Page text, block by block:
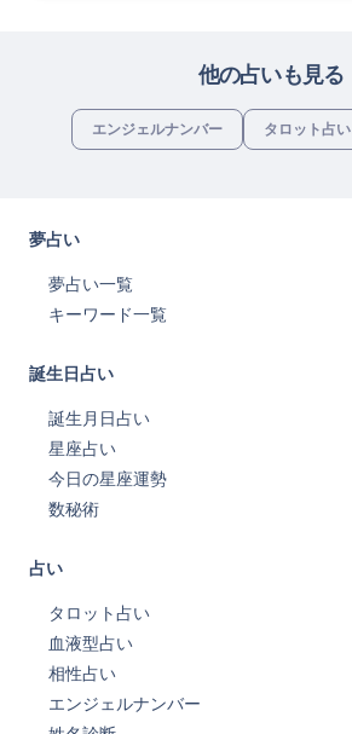
他の占いも見る
エンジェルナンバー タロット占い
夢占い
夢占い一覧
キーワード一覧
誕生日占い
誕生月日占い
星座占い
今日の星座運勢
数秘術
占い
タロット占い
血液型占い
相性占い
エンジェルナンバー